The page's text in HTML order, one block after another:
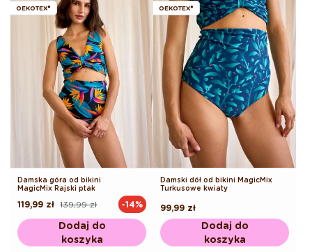
OEKOTEX®
Damska góra od bikini
MagicMix Rajski ptak
Cena
139,99 zł
Cena
119,99 zł -14%
Dodaj do
koszyka
OEKOTEX®
Damski dół od bikini MagicMix
Turkusowe kwiaty
Cena
regularna
99,99 zł
Dodaj do
koszyka